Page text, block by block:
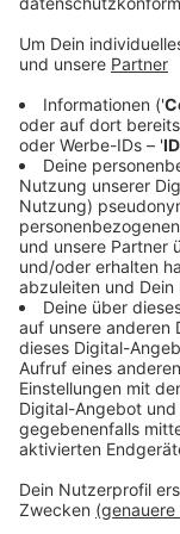
aufmerksamen
Fluchtversuchs.
Anzeige
Polizei
Anzeige
Die jungen
wollten
Polizei bereits